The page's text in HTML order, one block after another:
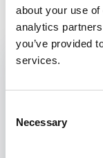
about your use
analytics
you’ve provided
services.
Selection
Necessary
Bekijk ook
Samenvatting
Een beschrijvend